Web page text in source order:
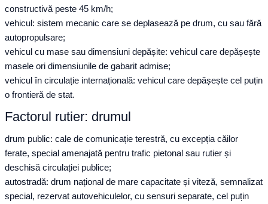
constructivă peste 45 km/h;
vehicul: sistem mecanic care se deplasează pe drum, cu sau fără
autopropulsare;
vehicul cu mase sau dimensiuni depășite: vehicul care depășește
masele ori dimensiunile de gabarit admise;
vehicul în circulație internațională: vehicul care depășește cel puțin
o frontieră de stat.
Factorul rutier: drumul
drum public: cale de comunicație terestră, cu excepția căilor
ferate, special amenajată pentru trafic pietonal sau rutier și
deschisă circulației publice;
autostradă: drum național de mare capacitate și viteză, semnalizat
special, rezervat autovehiculelor, cu sensuri separate, cel puțin